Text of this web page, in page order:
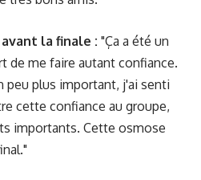
la finale : "Ça a été un
de me faire autant confiance.
peu plus important, j'ai senti
cette confiance au groupe,
importants. Cette osmose